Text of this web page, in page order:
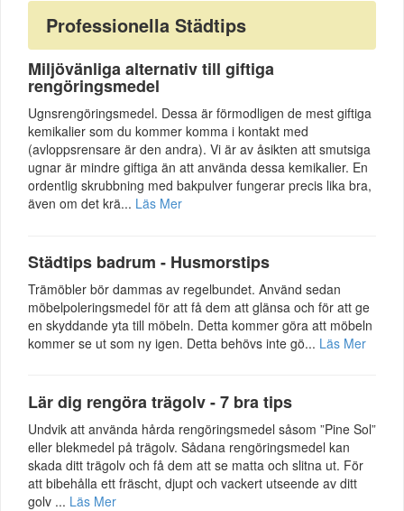
Professionella Städtips
Miljövänliga alternativ till giftiga
rengöringsmedel
Ugnsrengöringsmedel. Dessa är förmodligen de mest giftiga
kemikalier som du kommer komma i kontakt med
(avloppsrensare är den andra). Vi är av åsikten att smutsiga
ugnar är mindre giftiga än att använda dessa kemikalier. En
ordentlig skrubbning med bakpulver fungerar precis lika bra,
även om det krä... Läs Mer
Städtips badrum - Husmorstips
Trämöbler bör dammas av regelbundet. Använd sedan
möbelpoleringsmedel för att få dem att glänsa och för att ge
en skyddande yta till möbeln. Detta kommer göra att möbeln
kommer se ut som ny igen. Detta behövs inte gö... Läs Mer
Lär dig rengöra trägolv - 7 bra tips
Undvik att använda hårda rengöringsmedel såsom ”Pine Sol”
eller blekmedel på trägolv. Sådana rengöringsmedel kan
skada ditt trägolv och få dem att se matta och slitna ut. För
att bibehålla ett fräscht, djupt och vackert utseende av ditt
golv ... Läs Mer